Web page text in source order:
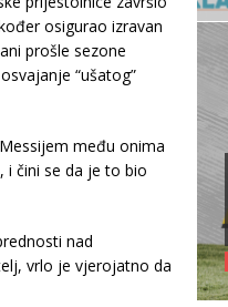
osigurao izravan
prošle sezone
“ušatog”
među onima
i čini se da je to bio
nad
vrlo je vjerojatno da